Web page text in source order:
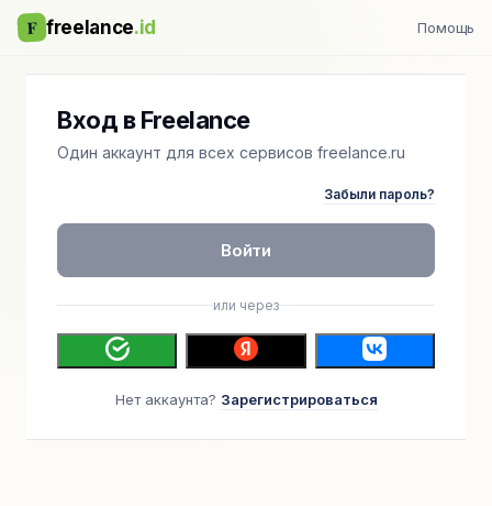
F freelance.id Помощь
Вход в Freelance
Один аккаунт для всех сервисов freelance.ru
Забыли пароль?
Войти
или через
Нет аккаунта? Зарегистрироваться